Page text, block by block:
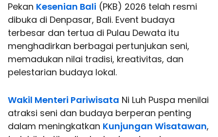
Pekan Kesenian Bali (PKB) 2026 telah resmi
dibuka di Denpasar, Bali. Event budaya
terbesar dan tertua di Pulau Dewata itu
menghadirkan berbagai pertunjukan seni,
memadukan nilai tradisi, kreativitas, dan
pelestarian budaya lokal.
Wakil Menteri Pariwisata Ni Luh Puspa menilai
atraksi seni dan budaya berperan penting
dalam meningkatkan Kunjungan Wisatawan,